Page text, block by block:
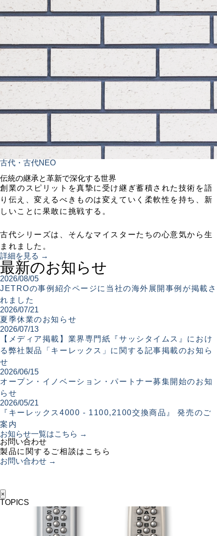
古代・古代NEO
伝統の継承と革新で深化する世界
創業のスピリットを真摯に受け継ぎ蓄積された技術を語
り伝え、変えるべきものは変えていく柔軟性を持ち、新
しいことに果敢に挑戦する。
古代シリーズは、そんなマイスターたちの心意気から生
まれました。
詳細を見る →
最新のお知らせ
2026/08/05
JETROの事例紹介ページに当社の海外展開事例が掲載さ
れました
2026/07/21
夏季休業のお知らせ
2026/07/13
【メディア掲載】業界専門紙『サッシタイムス』におけ
る弊社製品「キーレックス」に関する記事掲載のお知ら
せ
2026/06/15
オープン・イノベーション・パートナー募集開始のお知
らせ
2026/05/21
『キーレックス4000 - 1100,2100交換商品』 発売のご
案内
お知らせ一覧はこちら →
お問い合わせ
製品に関するご相談はこちら
お問い合わせ →
×
TOPICS